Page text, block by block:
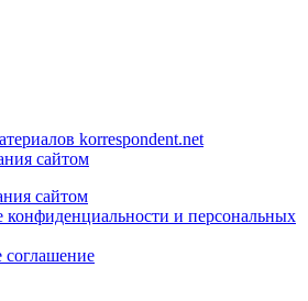
korrespondent.net
сайтом
сайтом
конфиденциальности и персональных
соглашение